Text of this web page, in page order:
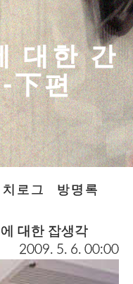
대한 간
下편
치로그 방명록
대한 잡생각
2009. 5. 6. 00:00